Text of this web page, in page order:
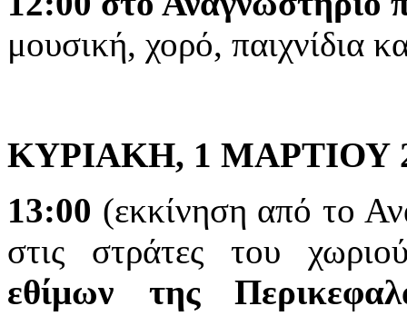
μουσική, χορό, παιχνίδια
ΚΥΡΙΑΚΗ, 1 ΜΑΡΤΙΟΥ
13:00 (εκκίνηση από το
στις στράτες του
εθίμων της